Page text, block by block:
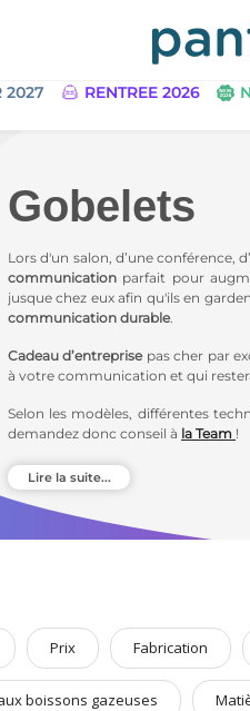
2027 RENTREE 2026
Gobelets
Lors d'un salon, d’une conférence,
communication parfait pour
jusque chez eux afin qu'ils en
communication durable.
Cadeau d’entreprisepas cher par
à votre communication et qui
Selon les modèles, différentes
demandez donc conseil à la Team !
PantaCom a sélectionné pour vous
une caractéristique encore plus
démarche RSE.
Lire la suite...
Prix Fabrication
boissons gazeuses